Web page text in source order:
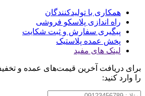
همکاری با تولیدکنندگان
راه اندازی پلاسکو فروشی
پیگیری سفارش و ثبت شکایت
پخش عمده پلاستیک
لینک های مفید
برای دریافت آخرین قیمت‌های عمده و
را وارد کنید: